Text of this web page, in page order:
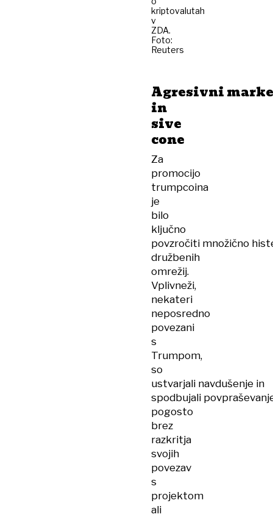
kriptovalutah
v
ZDA.
Foto:
Reuters
Agresivni
in
sive
cone
Za
promocijo
trumpcoina
je
bilo
ključno
povzročiti množično
družbenih
omrežij.
Vplivneži,
nekateri
neposredno
povezani
s
Trumpom,
so
ustvarjali navdušenje in
spodbujali
pogosto
brez
razkritja
svojih
povezav
s
projektom
ali